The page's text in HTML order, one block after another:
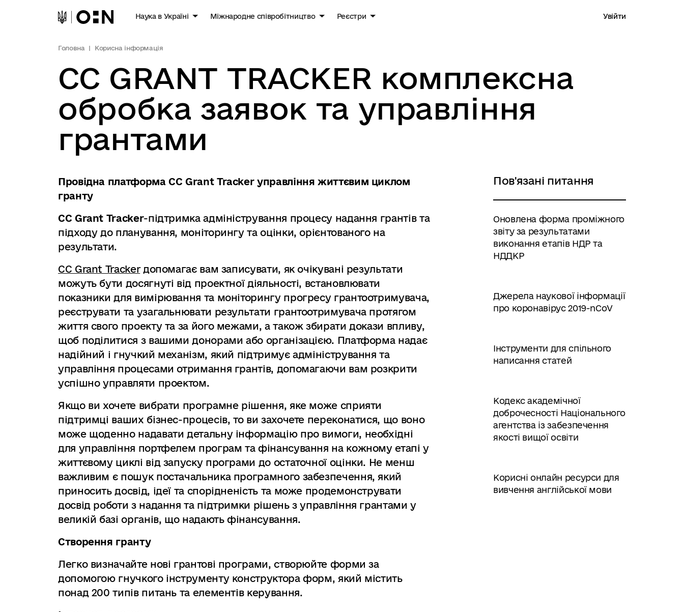
Наука в Україні Міжнародне співробітництво Реєстри Увійти
Головна Корисна інформація
CC GRANT TRACKER комплексна
обробка заявок та управління
грантами
Провідна платформа CC Grant Tracker управління життєвим циклом
гранту
CC Grant Tracker-підтримка адміністрування процесу надання грантів та
підходу до планування, моніторингу та оцінки, орієнтованого на
результати.
CC Grant Trackerдопомагає вам записувати, як очікувані результати
можуть бути досягнуті від проектної діяльності, встановлювати
показники для вимірювання та моніторингу прогресу грантоотримувача,
реєструвати та узагальнювати результати грантоотримувача протягом
життя свого проекту та за його межами, а також збирати докази впливу,
щоб поділитися з вашими донорами або організацією. Платформа надає
надійний і гнучкий механізм, який підтримує адміністрування та
управління процесами отримання грантів, допомагаючи вам розкрити
успішно управляти проектом.
Якщо ви хочете вибрати програмне рішення, яке може сприяти
підтримці ваших бізнес-процесів, то ви захочете переконатися, що воно
може щоденно надавати детальну інформацію про вимоги, необхідні
для управління портфелем програм та фінансування на кожному етапі у
життєвому циклі від запуску програми до остаточної оцінки. Не менш
важливим є пошук постачальника програмного забезпечення, який
приносить досвід, ідеї та спорідненість та може продемонструвати
досвід роботи з надання та підтримки рішень з управління грантами у
великій базі органів, що надають фінансування.
Створення гранту
Легко визначайте нові грантові програми, створюйте форми за
допомогою гнучкого інструменту конструктора форм, який містить
понад 200 типів питань та елементів керування.
Пов'язані питання
Оновлена форма проміжного
звіту за результатами
виконання етапів НДР та
НДДКР
Джерела наукової інформації
про коронавірус 2019-nCoV
Інструменти для спільного
написання статей
Кодекс академічної
доброчесності Національного
агентства із забезпечення
якості вищої освіти
Корисні онлайн ресурси для
вивчення англійської мови